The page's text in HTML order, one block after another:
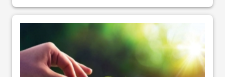
مهمترین اصطلاحات بازار بورس